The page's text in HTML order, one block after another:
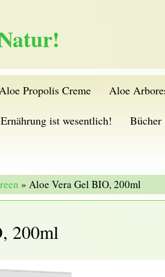
Propolis Creme Aloe
Ernährung ist wesentlich! Bücher
» Aloe Vera Gel BIO, 200ml
200ml